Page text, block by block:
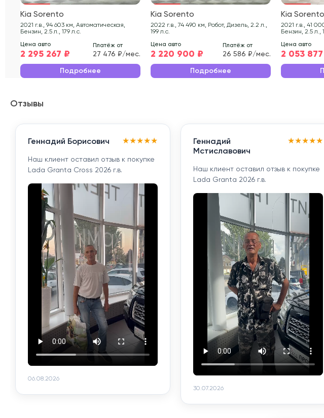
Kia Sorento
2021 г.в., 94 603 км, Автоматическая,
Бензин, 2.5 л., 179 л.с.
Цена авто
2 295 267 ₽
Платёж от
27 476 ₽/мес.
Подробнее
Kia Sorento
2022 г.в., 74 490 км, Робот, Дизель, 2.2 л.,
199 л.с.
Цена авто
2 220 900 ₽
Платёж от
26 586 ₽/мес.
Подробнее
Kia Sorento
2021 г.в., 41 000 км, Автоматическая,
Бензин, 2.5 л.,
Цена авто
2 053
Отзывы
Геннадий Борисович ★★★★★
Наш клиент оставил отзыв к покупке
Lada Granta Cross 2026 г.в.
06.08.2026
Геннадий
Мстиславович
★★★★★
Наш клиент оставил отзыв к покупке
Lada Granta 2026 г.в.
30.07.2026